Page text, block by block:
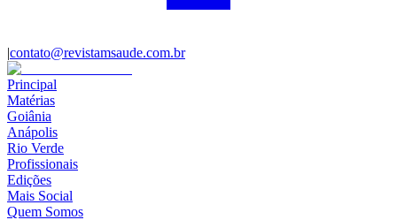
|contato@revistamsaude.com.br
Principal
Matérias
Goiânia
Anápolis
Rio Verde
Profissionais
Edições
Mais Social
Quem Somos